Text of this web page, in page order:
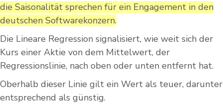
die Saisonalität sprechen für ein Engagement in den
deutschen Softwarekonzern.
Die Lineare Regression signalisiert, wie weit sich der
Kurs einer Aktie von dem Mittelwert, der
Regressionslinie, nach oben oder unten entfernt hat.
Oberhalb dieser Linie gilt ein Wert als teuer, darunter
entsprechend als günstig.